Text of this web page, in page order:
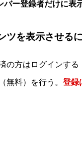
バー登録者だけに表
ツを表示させる
の方はログインする
無料）を行う。 登録